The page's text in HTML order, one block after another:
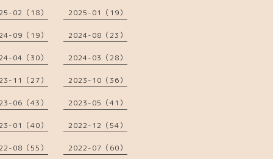
02（18） 2025-01（19）
09（19） 2024-08（23）
04（30） 2024-03（28）
11（27） 2023-10（36）
06（43） 2023-05（41）
01（40） 2022-12（54）
08（55） 2022-07（60）